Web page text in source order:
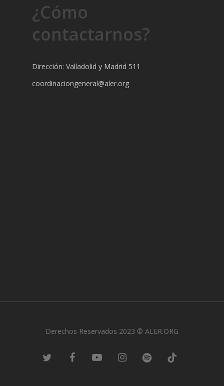
¿Cómo
contactarnos?
Dirección: Valladolid y Madrid 511
coordinaciongeneral@aler.org
Derechos Reservados 2023 © ALER.ORG